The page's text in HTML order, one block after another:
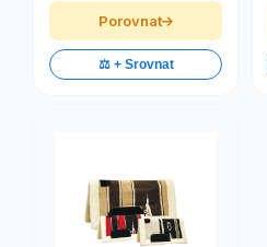
Porovnat
⚖️ + Srovnat